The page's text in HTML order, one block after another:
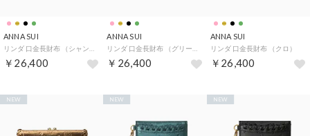
ANNA SUI
￥26,400
ANNA SUI
￥26,400
ANNA SUI
リンダ 口金長財布 （クロ）
￥26,400
NEW NEW NEW